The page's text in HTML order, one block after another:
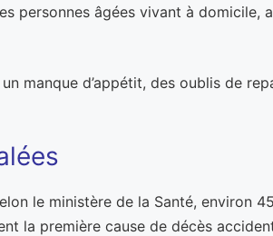
personnes âgées vivant à domicile,
manque d’appétit, des oublis de
le ministère de la Santé, environ
la première cause de décès